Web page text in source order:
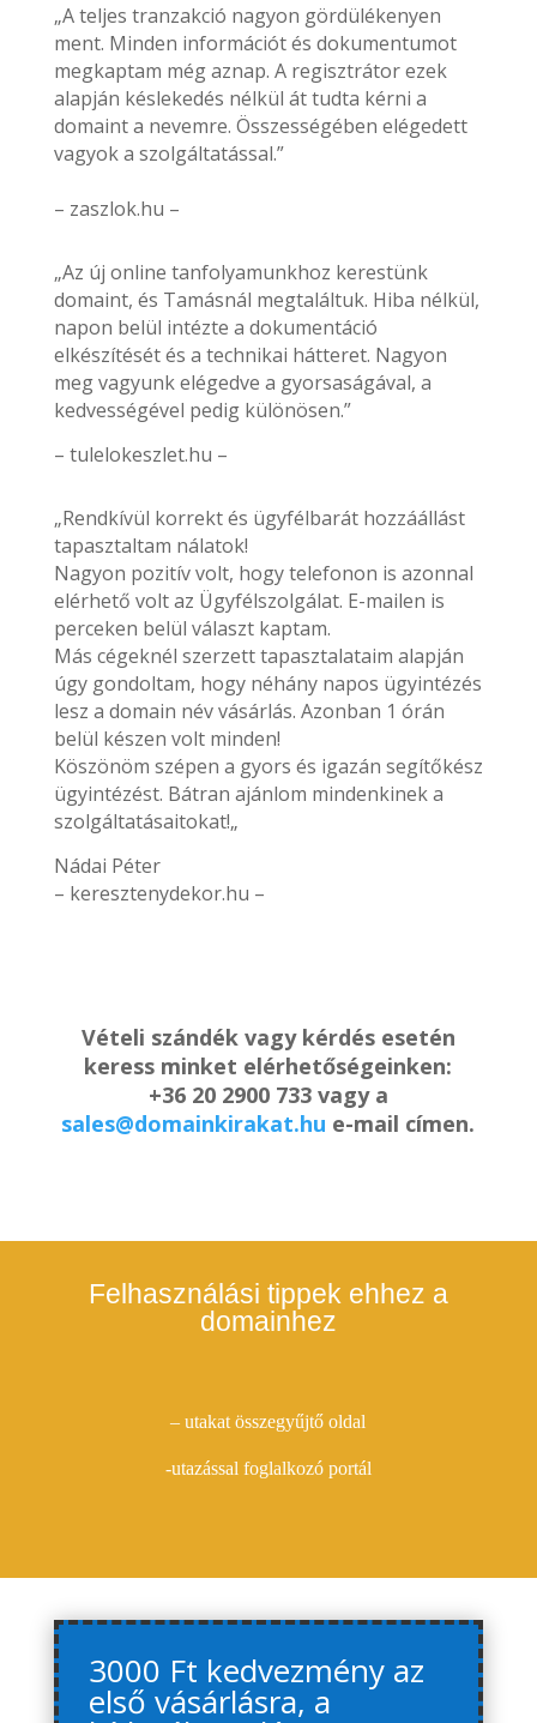
„A teljes tranzakció nagyon gördülékenyen
ment. Minden információt és dokumentumot
megkaptam még aznap. A regisztrátor ezek
alapján késlekedés nélkül át tudta kérni a
domaint a nevemre. Összességében elégedett
vagyok a szolgáltatással.”
– zaszlok.hu –
„Az új online tanfolyamunkhoz kerestünk
domaint, és Tamásnál megtaláltuk. Hiba nélkül,
napon belül intézte a dokumentáció
elkészítését és a technikai hátteret. Nagyon
meg vagyunk elégedve a gyorsaságával, a
kedvességével pedig különösen.”
– tulelokeszlet.hu –
„Rendkívül korrekt és ügyfélbarát hozzáállást
tapasztaltam nálatok!
Nagyon pozitív volt, hogy telefonon is azonnal
elérhető volt az Ügyfélszolgálat. E-mailen is
perceken belül választ kaptam.
Más cégeknél szerzett tapasztalataim alapján
úgy gondoltam, hogy néhány napos ügyintézés
lesz a domain név vásárlás. Azonban 1 órán
belül készen volt minden!
Köszönöm szépen a gyors és igazán segítőkész
ügyintézést. Bátran ajánlom mindenkinek a
szolgáltatásaitokat!„
Nádai Péter
– keresztenydekor.hu –
Vételi szándék vagy kérdés esetén
keress minket elérhetőségeinken:
+36 20 2900 733 vagy a
sales@domainkirakat.hu e-mail címen.
Felhasználási tippek ehhez a
domainhez
– utakat összegyűjtő oldal
-utazással foglalkozó portál
3000 Ft kedvezmény az
első vásárlásra, a